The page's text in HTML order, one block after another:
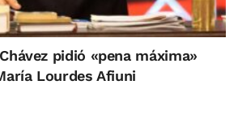
pidió «pena máxima»
Lourdes Afiuni